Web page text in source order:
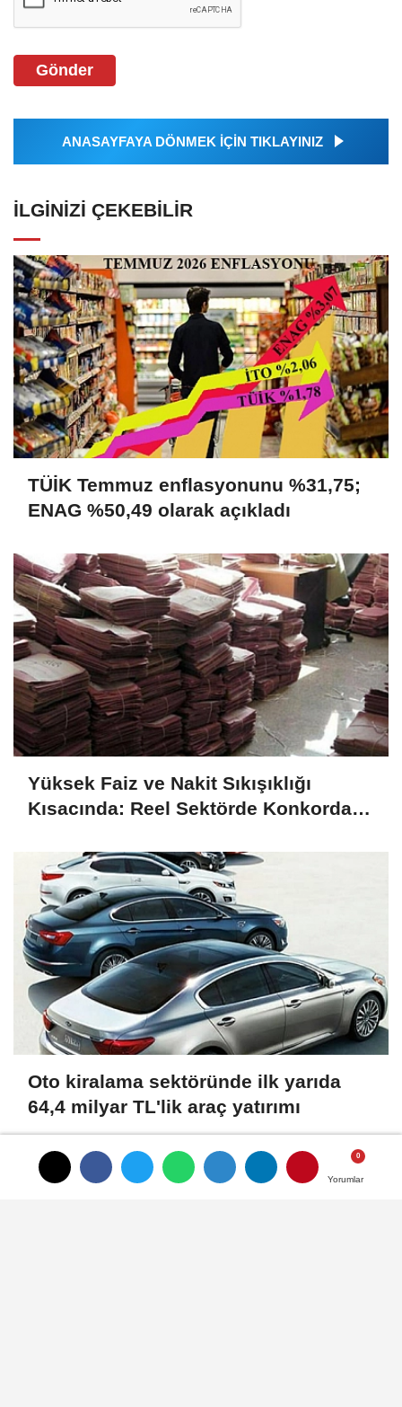
Yorumlar
Yorumlar
Gönder
ANASAYFAYA DÖNMEK İÇİN TIKLAYINIZ
İLGINIZI ÇEKEBILIR
TÜİK Temmuz enflasyonunu %31,75;
ENAG %50,49 olarak açıkladı
Yüksek Faiz ve Nakit Sıkışıklığı
Kısacında: Reel Sektörde Konkordato
Oto kiralama sektöründe ilk yarıda
64,4 milyar TL'lik araç yatırımı